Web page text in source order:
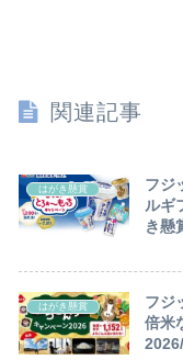
関連記事
はがき懸賞
フジ
ルギ
き懸
はがき懸賞
フジ
倍米